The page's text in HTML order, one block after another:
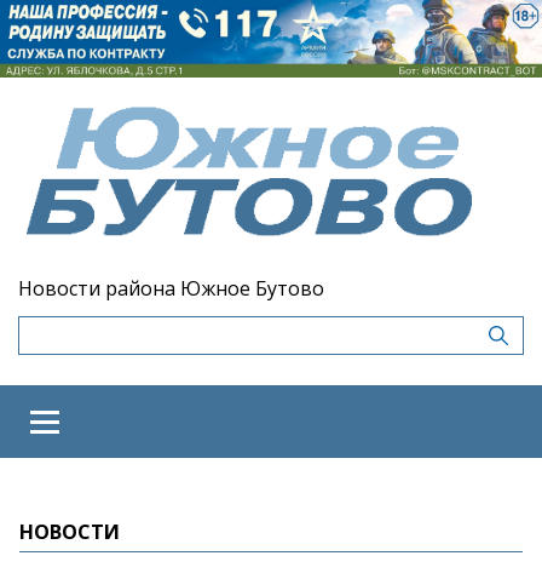
Новости района Южное Бутово
НОВОСТИ